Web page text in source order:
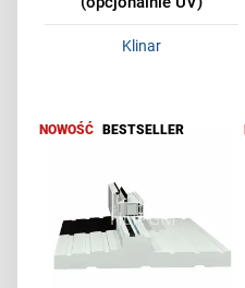
Klinar
NOWOŚĆ BESTSELLER